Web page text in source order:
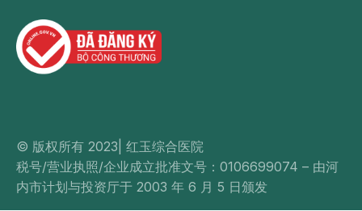
© 版权所有 2023| 红玉综合医院
税号/营业执照/企业成立批准文号：0106699074 – 由河
内市计划与投资厅于 2003 年 6 月 5 日颁发